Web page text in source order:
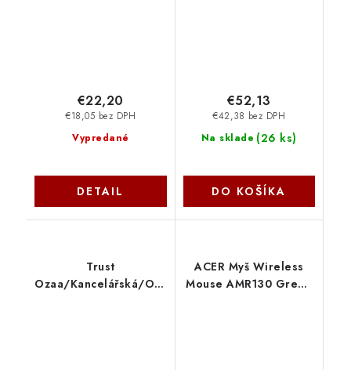
Vypredané
€18,05 bez DPH
€22,20
DETAIL
Na sklade (26 ks)
€42,38 bez DPH
€52,13
DO KOŠÍKA
Trust
Ozaa/Kancelářská/Optická/Pro
ACER Myš Wireless
Mouse AMR130 Green